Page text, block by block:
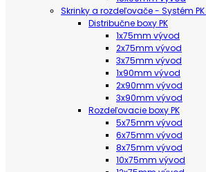
Skrinky a rozdeľovače - Systém
Distribučne boxy PK
1x75mm vývod
2x75mm vývod
3x75mm vývod
1x90mm vývod
2x90mm vývod
3x90mm vývod
Rozdeľovacie boxy PK
5x75mm vývod
6x75mm vývod
8x75mm vývod
10x75mm vývod